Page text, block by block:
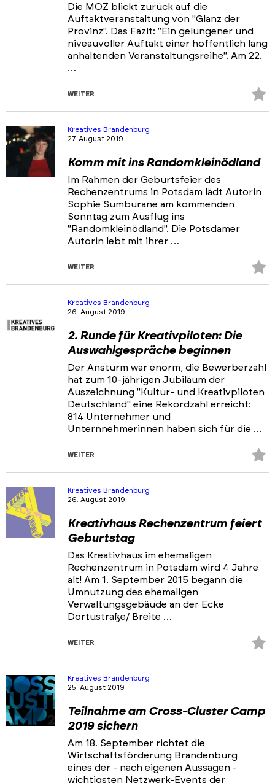
Die MOZ blickt zurück auf die
Auftaktveranstaltung von "Glanz der
Provinz". Das Fazit: "Ein gelungener und
niveauvoller Auftakt einer hoffentlich lang
anhaltenden Veranstaltungsreihe". Am 22.
…
WEITER
Kreatives Brandenburg
27. August 2019
Komm mit ins Randomkleinödland
Im Rahmen der Geburtsfeier des
Rechenzentrums in Potsdam lädt Autorin
Sophie Sumburane am kommenden
Sonntag zum Ausflug ins
"Randomkleinödland". Die Potsdamer
Autorin lebt mit ihrer …
WEITER
Kreatives Brandenburg
26. August 2019
2. Runde für Kreativpiloten: Die
Auswahlgespräche beginnen
Der Ansturm war enorm, die Bewerberzahl
hat zum 10-jährigen Jubiläum der
Auszeichnung "Kultur- und Kreativpiloten
Deutschland" eine Rekordzahl erreicht:
814 Unternehmer und
Unternnehmerinnen haben sich für die …
WEITER
Kreatives Brandenburg
26. August 2019
Kreativhaus Rechenzentrum feiert
Geburtstag
Das Kreativhaus im ehemaligen
Rechenzentrum in Potsdam wird 4 Jahre
alt! Am 1. September 2015 begann die
Umnutzung des ehemaligen
Verwaltungsgebäude an der Ecke
Dortustraße/ Breite …
WEITER
Kreatives Brandenburg
25. August 2019
Teilnahme am Cross-Cluster Camp
2019 sichern
Am 18. September richtet die
Wirtschaftsförderung Brandenburg
eines der - nach eigenen Aussagen -
wichtigsten Netzwerk-Events der